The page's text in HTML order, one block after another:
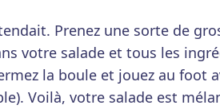
Prenez une sorte de
votre salade et tous les
la boule et jouez au foot
Voilà, votre salade est